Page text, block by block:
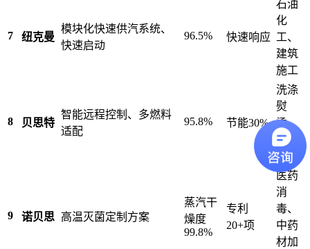
7 纽克曼
模块化快速供汽系统、
快速启动
96.5% 快速响应
石油
化
工、
建筑
施工
8 贝思特
智能远程控制、多燃料
适配
95.8% 节能30%
洗涤
熨
烫、
食品
机械
9 诺贝思 高温灭菌定制方案
蒸汽干
燥度
99.8%
专利
20+项
医药
消
毒、
中药
材加